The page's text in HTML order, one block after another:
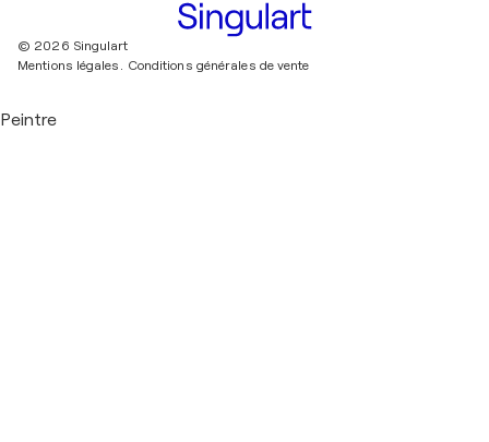
© 2026 Singulart
Mentions légales. Conditions générales de vente
Peintre